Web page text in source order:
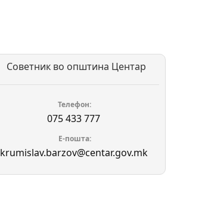
Советник во општина Центар
Телефон
075 433 777
Е-пошта
krumislav.barzov@centar.gov.mk